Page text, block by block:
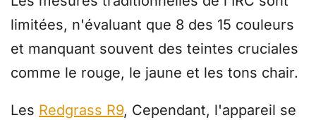
limitées, n'évaluant que 8 des 15 couleurs
et manquant souvent des teintes cruciales
comme le rouge, le jaune et les tons chair.
Les Redgrass R9, Cependant, l'appareil se